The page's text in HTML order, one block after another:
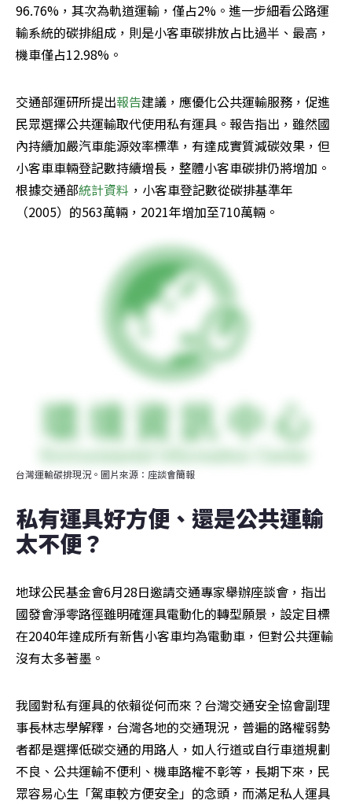
96.76%，其次為軌道運輸，僅占2%。進一步細看公路運
輸系統的碳排組成，則是小客車碳排放占比過半、最高，
機車僅占12.98%。
交通部運研所提出報告建議，應優化公共運輸服務，促進
民眾選擇公共運輸取代使用私有運具。報告指出，雖然國
內持續加嚴汽車能源效率標準，有達成實質減碳效果，但
小客車車輛登記數持續增長，整體小客車碳排仍將增加。
根據交通部統計資料 ，小客車登記數從碳排基準年
（2005）的563萬輛，2021年增加至710萬輛。
台灣運輸碳排現況。圖片來源：座談會簡報
私有運具好方便、還是公共運輸
太不便？
地球公民基金會6月28日邀請交通專家舉辦座談會，指出
國發會淨零路徑雖明確運具電動化的轉型願景，設定目標
在2040年達成所有新售小客車均為電動車，但對公共運輸
沒有太多著墨。
我國對私有運具的依賴從何而來？台灣交通安全協會副理
事長林志學解釋，台灣各地的交通現況，普遍的路權弱勢
者都是選擇低碳交通的用路人，如人行道或自行車道規劃
不良、公共運輸不便利、機車路權不彰等，長期下來，民
眾容易心生「駕車較方便安全」的念頭，而滿足私人運具